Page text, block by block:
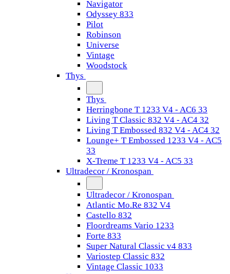
Navigator
Odyssey 833
Pilot
Robinson
Universe
Vintage
Woodstock
Thys
Thys
Herringbone T 1233 V4 - AC6 33
Living T Classic 832 V4 - AC4 32
Living T Embossed 832 V4 - AC4 32
Lounge+ T Embossed 1233 V4 - AC5
33
X-Treme T 1233 V4 - AC5 33
Ultradecor / Kronospan
Ultradecor / Kronospan
Atlantic Mo.Re 832 V4
Castello 832
Floordreams Vario 1233
Forte 833
Super Natural Classic v4 833
Variostep Classic 832
Vintage Classic 1033